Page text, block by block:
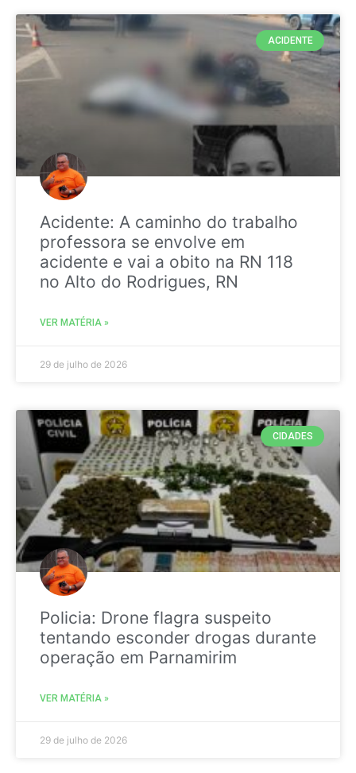
ACIDENTE
Acidente: A caminho do trabalho
professora se envolve em
acidente e vai a obito na RN 118
no Alto do Rodrigues, RN
VER MATÉRIA »
29 de julho de 2026
CIDADES
Policia: Drone flagra suspeito
tentando esconder drogas durante
operação em Parnamirim
VER MATÉRIA »
29 de julho de 2026